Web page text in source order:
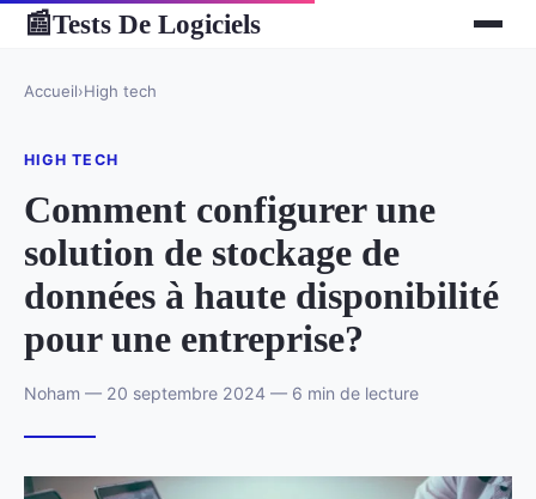
📰Tests De Logiciels
Accueil›High tech
HIGH TECH
Comment configurer une
solution de stockage de
données à haute disponibilité
pour une entreprise?
Noham — 20 septembre 2024 — 6 min de lecture